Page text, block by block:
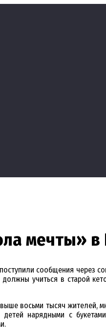
мечты» в
сообщения через
учиться в старой
восьми тысяч жителей,
детей нарядными с